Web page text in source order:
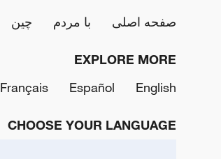
صفحه اصلی با مردم چین
EXPLORE MORE
English
Español
Français
CHOOSE YOUR LANGUAGE